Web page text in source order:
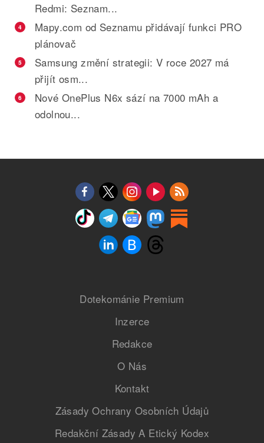
Redmi: Seznam...
4
Mapy.com od Seznamu přidávají funkci PRO
plánovač
5
Samsung změní strategii: V roce 2027 má
přijít osm...
6
Nové OnePlus N6x sází na 7000 mAh a
odolnou...
Dotekománie Premium
Inzerce
Redakce
O Nás
Kontakt
Zásady Ochrany Osobních Údajů
Redakční Zásady A Etický Kodex